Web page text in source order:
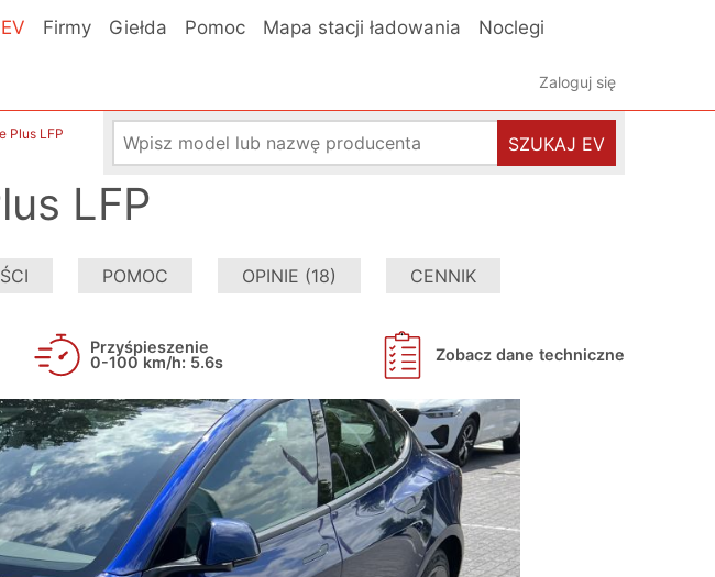
Firmy Giełda Pomoc Mapa stacji ładowania Noclegi
Zaloguj się
SZUKAJ EV
Plus LFP
LFP
POMOC OPINIE (18) CENNIK
Przyśpieszenie
0-100 km/h: 5.6s
Zobacz dane techniczne